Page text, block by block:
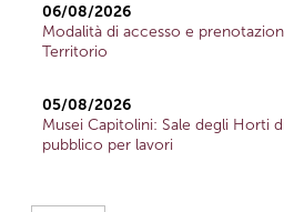
06/08/2026
Modalità di accesso e
Territorio
05/08/2026
Musei Capitolini: Sale degli Horti
pubblico per lavori